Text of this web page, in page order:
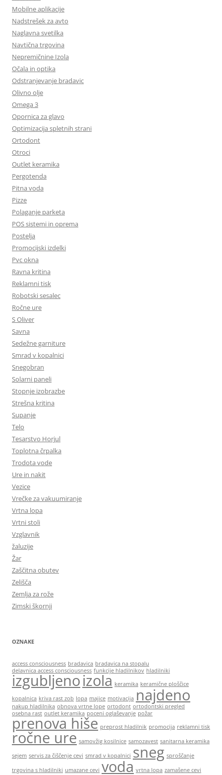
Mobilne aplikacije
Nadstrešek za avto
Naglavna svetilka
Navtična trgovina
Nepremičnine Izola
Očala in optika
Odstranjevanje bradavic
Olivno olje
Omega 3
Opornica za glavo
Optimizacija spletnih strani
Ortodont
Otroci
Outlet keramika
Pergotenda
Pitna voda
Pizze
Polaganje parketa
POS sistemi in oprema
Postelja
Promocijski izdelki
Pvc okna
Ravna kritina
Reklamni tisk
Robotski sesalec
Ročne ure
S Oliver
Savna
Sedežne garniture
Smrad v kopalnici
Snegobran
Solarni paneli
Stopnje izobrazbe
Strešna kritina
Supanje
Telo
Tesarstvo Horjul
Toplotna črpalka
Trodota vode
Ure in nakit
Vezice
Vrečke za vakuumiranje
Vrtna lopa
Vrtni stoli
Vzglavnik
žaluzije
Žar
Zaščitna obutev
Zelišča
Zemlja za rože
Zimski škornji
OZNAKE
access consciousness bradavica bradavica na stopalu
delavnica access consciousness funkcije hladilnikov hladilniki
izgubljenoizola keramika keramične ploščice
kopalnica kriva rast zob lopa majice motivacija najdeno
nakup hladilnika obnova vrtne lope ortodont ortodontski pregled
osebna rast outlet keramika poceni oglaševanje požar
prenova hiše preprost hladilnik promocija reklamni tisk
ročne ure samovžig kosilnice samozavest sanitarna keramika
sejem servis za čiščenje cevi smrad v kopalnici sneg sproščanje
trgovina s hladilniki umazane cevi voda vrtna lopa zamašene cevi